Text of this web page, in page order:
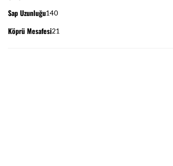
Sap Uzunluğu140
Köprü Mesafesi21